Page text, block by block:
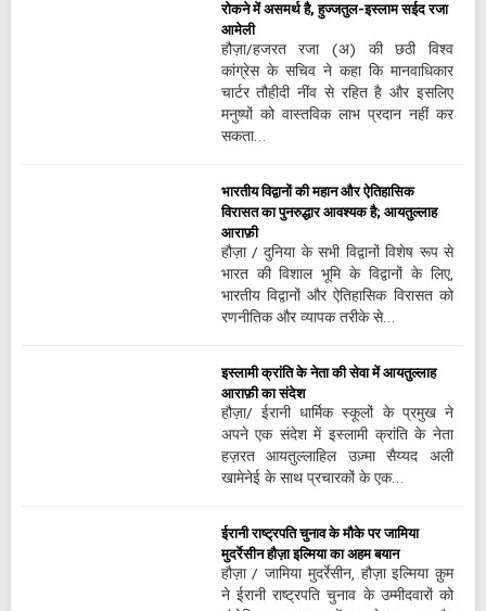
रोकने में असमर्थ है, हुज्जतुल-इस्लाम सईद रजा
आमेली
हौज़ा/हजरत रजा (अ) की छठी विश्व
कांग्रेस के सचिव ने कहा कि मानवाधिकार
चार्टर तौहीदी नींव से रहित है और इसलिए
मनुष्यों को वास्तविक लाभ प्रदान नहीं कर
सकता…
भारतीय विद्वानों की महान और ऐतिहासिक
विरासत का पुनरुद्धार आवश्यक है; आयतुल्लाह
आराफ़ी
हौज़ा / दुनिया के सभी विद्वानों विशेष रूप से
भारत की विशाल भूमि के विद्वानों के लिए,
भारतीय विद्वानों और ऐतिहासिक विरासत को
रणनीतिक और व्यापक तरीके से…
इस्लामी क्रांति के नेता की सेवा में आयतुल्लाह
आराफ़ी का संदेश
हौज़ा/ ईरानी धार्मिक स्कूलों के प्रमुख ने
अपने एक संदेश में इस्लामी क्रांति के नेता
हज़रत आयतुल्लाहिल उज़्मा सैय्यद अली
खामेनेई के साथ प्रचारकों के एक…
ईरानी राष्ट्रपति चुनाव के मौके पर जामिया
मुदर्रेसीन हौज़ा इल्मिया का अहम बयान
हौज़ा / जामिया मुदर्रेसीन, हौज़ा इल्मिया क़ुम
ने ईरानी राष्ट्रपति चुनाव के उम्मीदवारों को